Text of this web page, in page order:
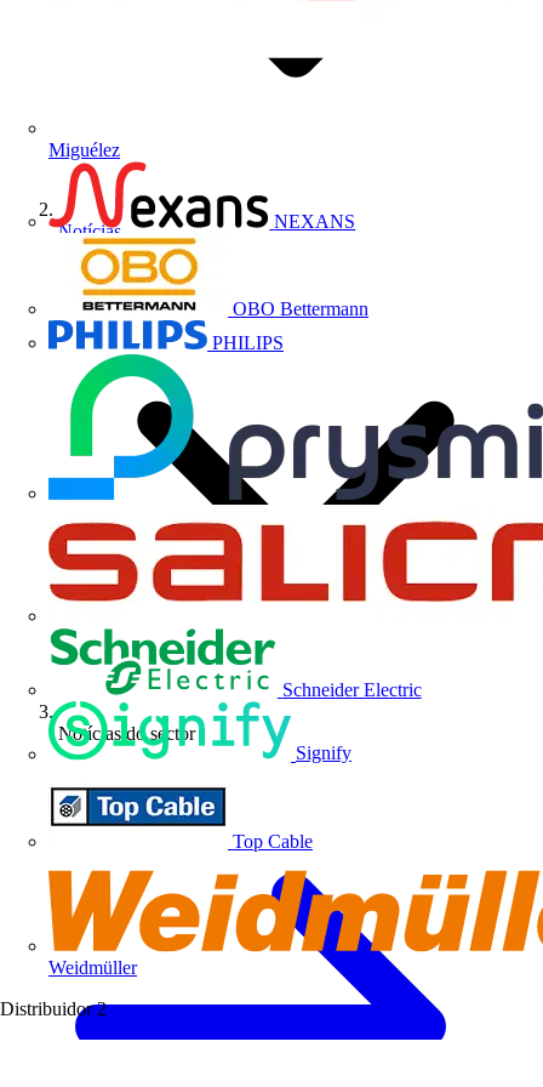
Miguélez
NEXANS
OBO Bettermann
PHILIPS
Schneider Electric
Signify
Top Cable
Weidmüller
Distribuidor 2
Notícias
Notícias do sector